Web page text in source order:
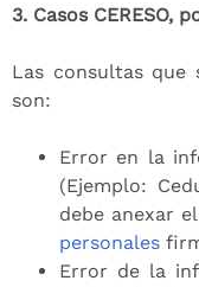
3. Casos CERESO,
Las consultas que
son:
Error en la
(Ejemplo:
debe anexar
personales
Error de la